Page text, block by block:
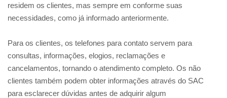
residem os clientes, mas sempre em conforme suas
necessidades, como já informado anteriormente.
Para os clientes, os telefones para contato servem para
consultas, informações, elogios, reclamações e
cancelamentos, tornando o atendimento completo. Os não
clientes também podem obter informações através do SAC
para esclarecer dúvidas antes de adquirir algum